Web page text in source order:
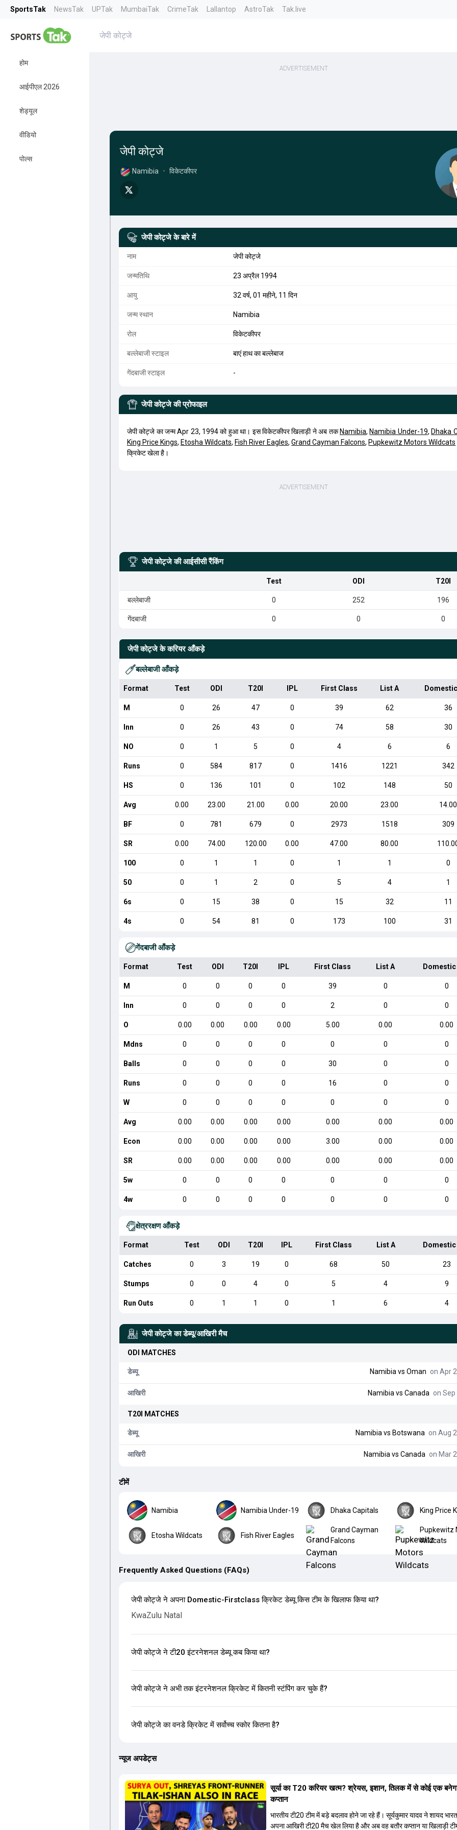
SportsTak NewsTak UPTak MumbaiTak CrimeTak Lallantop AstroTak Tak.live
होम
आईपीएल 2026
शेड्यूल
वीडियो
पोल्स
जेपी कोट्जे
जेपी कोट्जे
Namibia • विकेटकीपर
जेपी कोट्जे के बारे में
नाम जेपी कोट्जे
जन्मतिथि 23 अप्रैल 1994
आयु 32 वर्ष, 01 महीने, 11 दिन
जन्म स्थान Namibia
रोल विकेटकीपर
बल्लेबाजी स्टाइल बाएं हाथ का बल्लेबाज
गेंदबाजी स्टाइल -
जेपी कोट्जे की प्रोफाइल
जेपी कोट्जे का जन्म Apr 23, 1994 को हुआ था। इस विकेटकीपर खिलाड़ी ने अब तक Namibia, Namibia Under-19, Dhaka
King Price Kings, Etosha Wildcats, Fish River Eagles,Grand Cayman Falcons, Pupkewitz Motors Wildcats
क्रिकेट खेला है।
जेपी कोट्जे की आईसीसी रैंकिंग
Test ODI T20I
बल्लेबाजी 0 252 196
गेंदबाजी 0 0 0
जेपी कोट्जे के करियर आँकड़े
बल्लेबाजी आँकड़े
Format Test ODI T20I IPL First Class List A
M 0 26 47 0 39 62 36
Inn 0 26 43 0 74 58 30
NO 0 1 5 0 4 6 6
Runs 0 584 817 0 1416 1221 342
HS 0 136 101 0 102 148 50
Avg 0.00 23.00 21.00 0.00 20.00 23.00 14.00
BF 0 781 679 0 2973 1518 309
SR 0.00 74.00 120.00 0.00 47.00 80.00
100 0 1 1 0 1 1 0
50 0 1 2 0 5 4 1
6s 0 15 38 0 15 32 11
4s 0 54 81 0 173 100 31
गेंदबाजी आँकड़े
Format Test ODI T20I IPL First Class List A
M 0 0 0 0 39 0 0
Inn 0 0 0 0 2 0 0
O 0.00 0.00 0.00 0.00 5.00 0.00 0.00
Mdns 0 0 0 0 0 0 0
Balls 0 0 0 0 30 0 0
Runs 0 0 0 0 16 0 0
W 0 0 0 0 0 0 0
Avg 0.00 0.00 0.00 0.00 0.00 0.00 0.00
Econ 0.00 0.00 0.00 0.00 3.00 0.00 0.00
SR 0.00 0.00 0.00 0.00 0.00 0.00 0.00
5w 0 0 0 0 0 0 0
4w 0 0 0 0 0 0 0
क्षेत्ररक्षण आँकड़े
Format Test ODI T20I IPL First Class List A
Catches 0 3 19 0 68 50 23
Stumps 0 0 4 0 5 4 9
Run Outs 0 1 1 0 1 6 4
जेपी कोट्जे का डेब्यू/आखिरी मैच
ODI MATCHES
डेब्यू Namibia vs Oman on Apr
आखिरी Namibia vs Canada on
T20I MATCHES
डेब्यू Namibia vs Botswana on Aug
आखिरी Namibia vs Canada on Mar
टीमें
Namibia Namibia Under-19 Dhaka Capitals King Price
Etosha Wildcats Fish River Eagles
Grand Cayman
Falcons
Pupkewitz
Wildcats
Frequently Asked Questions (FAQs)
जेपी कोट्जे ने अपना Domestic-Firstclass क्रिकेट डेब्यू किस टीम के खिलाफ किया था?
KwaZulu Natal
जेपी कोट्जे ने टी20 इंटरनेशनल डेब्यू कब किया था?
जेपी कोट्जे ने अभी तक इंटरनेशनल क्रिकेट में कितनी स्टंपिंग कर चुके हैं?
जेपी कोट्जे का वनडे क्रिकेट में सर्वोच्च स्कोर कितना है?
न्यूज अपडेट्स
सूर्या का T20 करियर खत्म? श्रेयस, इशान, तिलक में से कोई एक
कप्तान
भारतीय टी20 टीम में बड़े बदलाव होने जा रहे हैं। सूर्यकुमार यादव ने शायद
अपना आखिरी टी20 मैच खेल लिया है और अब वह बतौर कप्तान या खिलाड़ी